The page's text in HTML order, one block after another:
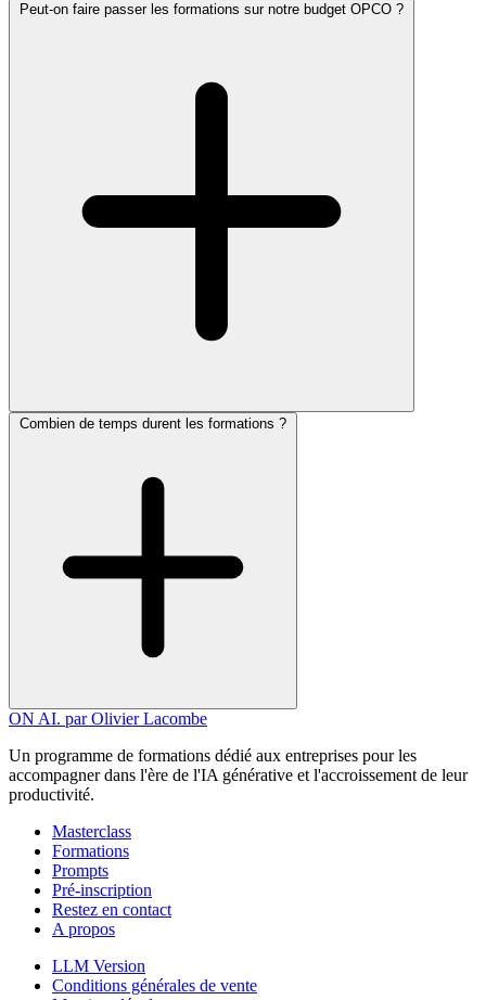
Peut-on faire passer les formations sur notre budget OPCO ?
Combien de temps durent les formations ?
ON AI. par Olivier Lacombe
Un programme de formations dédié aux entreprises pour les
accompagner dans l'ère de l'IA générative et l'accroissement de leur
productivité.
Masterclass
Formations
Prompts
Pré-inscription
Restez en contact
A propos
LLM Version
Conditions générales de vente